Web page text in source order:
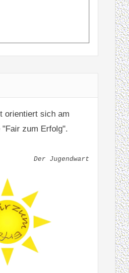
orientiert sich am
zum Erfolg".
Der Jugendwart